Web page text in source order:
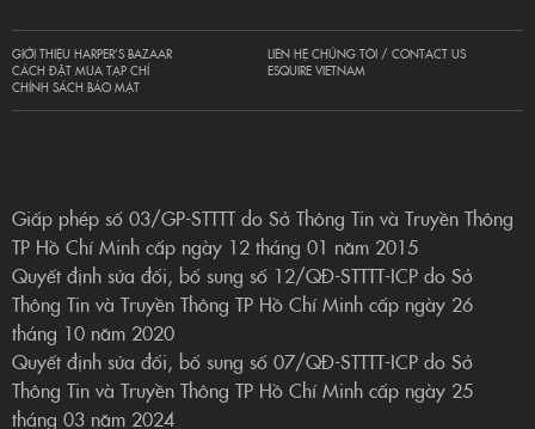
GIỚI THIỆU HARPER’S BAZAAR
CÁCH ĐẶT MUA TẠP CHÍ
CHÍNH SÁCH BẢO MẬT
LIÊN HỆ CHÚNG TÔI / CONTACT US
ESQUIRE VIETNAM
Giấp phép số 03/GP-STTTT do Sở Thông Tin và Truyền Thông
TP Hồ Chí Minh cấp ngày 12 tháng 01 năm 2015
Quyết định sửa đổi, bổ sung số 12/QĐ-STTTT-ICP do Sở
Thông Tin và Truyền Thông TP Hồ Chí Minh cấp ngày 26
tháng 10 năm 2020
Quyết định sửa đổi, bổ sung số 07/QĐ-STTTT-ICP do Sở
Thông Tin và Truyền Thông TP Hồ Chí Minh cấp ngày 25
tháng 03 năm 2024